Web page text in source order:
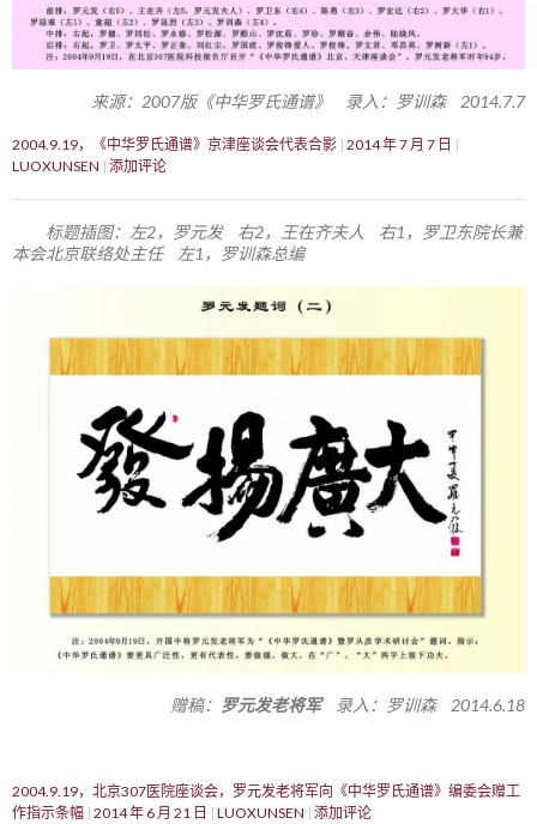
来源：2007版《中华罗氏通谱》 录入：罗训森 2014.7.7
2004.9.19，《中华罗氏通谱》京津座谈会代表合影 2014 年 7 月 7 日
LUOXUNSEN 添加评论
标题插图：左2，罗元发 右2，王在齐夫人 右1，罗卫东院长兼
本会北京联络处主任 左1，罗训森总编
赠稿： 罗元发老将军录入：罗训森 2014.6.18
2004.9.19，北京307医院座谈会，罗元发老将军向《中华罗氏通谱》编委会赠工
作指示条幅 2014 年 6 月 21 日 LUOXUNSEN 添加评论